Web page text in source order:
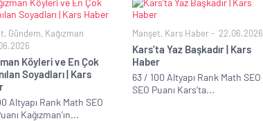
, Gündem, Kağızman
Köyleri ve En Çok
Soyadları | Kars
Altyapı Rank Math SEO
Kağızman’ın...
Manşet, Kars Haber 22.06.2026
Kars’ta Yaz Başkadır | Kars
Haber
63 / 100 Altyapı Rank Math SEO
SEO Puanı Kars’ta...